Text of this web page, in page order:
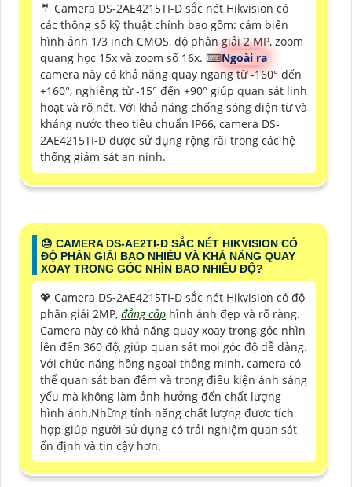
🤵 Camera DS-2AE4215TI-D sắc nét Hikvision có
các thông số kỹ thuật chính bao gồm: cảm biến
hình ảnh 1/3 inch CMOS, độ phân giải 2 MP, zoom
quang học 15x và zoom số 16x. ⌨Ngoài ra
camera này có khả năng quay ngang từ -160° đến
+160°, nghiêng từ -15° đến +90° giúp quan sát linh
hoạt và rõ nét. Với khả năng chống sóng điện từ và
kháng nước theo tiêu chuẩn IP66, camera DS-
2AE4215TI-D được sử dụng rộng rãi trong các hệ
thống giám sát an ninh.
😓 CAMERA DS-AE2TI-D SẮC NÉT HIKVISION CÓ
ĐỘ PHÂN GIẢI BAO NHIÊU VÀ KHẢ NĂNG QUAY
XOAY TRONG GÓC NHÌN BAO NHIÊU ĐỘ?
💖 Camera DS-2AE4215TI-D sắc nét Hikvision có độ
phân giải 2MP, đẳng cấp hình ảnh đẹp và rõ ràng.
Camera này có khả năng quay xoay trong góc nhìn
lên đến 360 độ, giúp quan sát mọi góc độ dễ dàng.
Với chức năng hồng ngoại thông minh, camera có
thể quan sát ban đêm và trong điều kiện ánh sáng
yếu mà không làm ảnh hưởng đến chất lượng
hình ảnh.Những tính năng chất lượng được tích
hợp giúp người sử dụng có trải nghiệm quan sát
ổn định và tin cậy hơn.